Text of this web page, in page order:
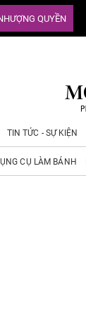
QUYỀN
TIN TỨC - SỰ KIỆN
CỤ LÀM BÁNH